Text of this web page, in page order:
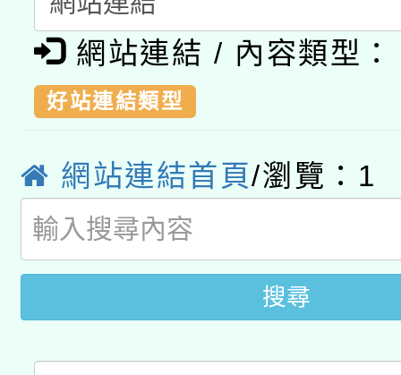
「數位內容與教學軟體
pilot」
有關大陸委員會函釋公
薪期間赴陸應申請許可
轉知經濟部水利署委託
業技術研究院辦理「
用水績優單位及節水達
動」
115年8月22日(星期六
桃園市孔廟祈福系列
開 智慧啟航」
2026年桃園地景藝術
網站連結 / 內容類型：
好站連結類型
網站連結首頁/瀏覽： 1
搜尋